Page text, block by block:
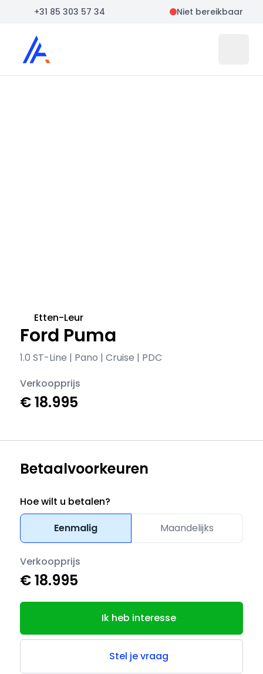
+31 85 303 57 34 Niet bereikbaar
Auto Atlas
Ford Puma
1.0 ST-Line | Pano | Cruise | PDC
Etten-Leur
Verkoopprijs
€ 18.995
Betaalvoorkeuren
Hoe wilt u betalen?
Eenmalig
Maandelijks
Verkoopprijs
€ 18.995
Ik heb interesse
Stel je vraag